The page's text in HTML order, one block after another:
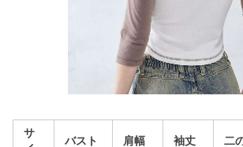
サ
バスト
肩幅
袖丈
二